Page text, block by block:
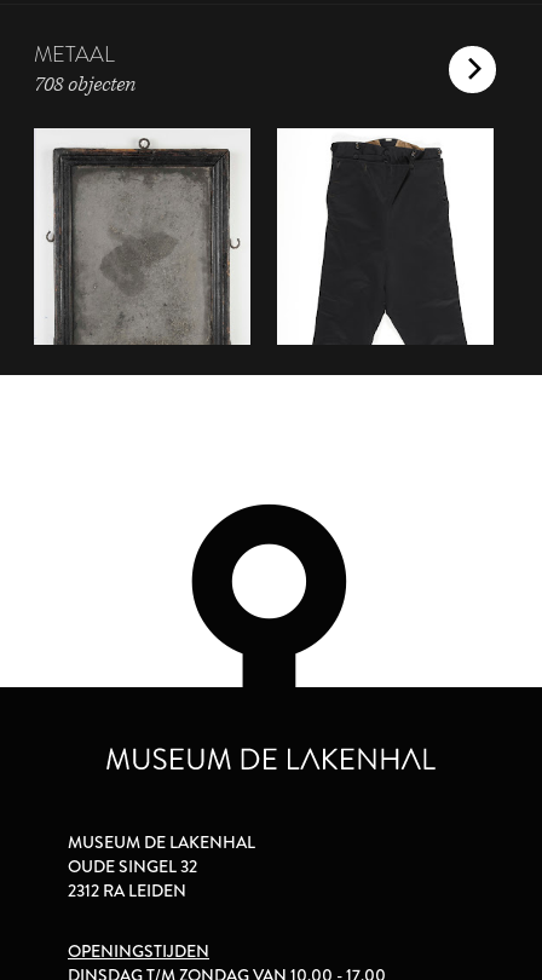
METAAL
708 objecten
MUSEUM DE LAKENHAL
OUDE SINGEL 32
2312 RA LEIDEN
OPENINGSTIJDEN